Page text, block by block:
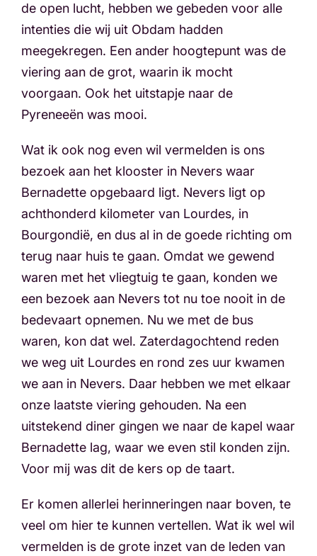
de open lucht, hebben we gebeden voor alle
intenties die wij uit Obdam hadden
meegekregen. Een ander hoogtepunt was de
viering aan de grot, waarin ik mocht
voorgaan. Ook het uitstapje naar de
Pyreneeën was mooi.
Wat ik ook nog even wil vermelden is ons
bezoek aan het klooster in Nevers waar
Bernadette opgebaard ligt. Nevers ligt op
achthonderd kilometer van Lourdes, in
Bourgondië, en dus al in de goede richting om
terug naar huis te gaan. Omdat we gewend
waren met het vliegtuig te gaan, konden we
een bezoek aan Nevers tot nu toe nooit in de
bedevaart opnemen. Nu we met de bus
waren, kon dat wel. Zaterdagochtend reden
we weg uit Lourdes en rond zes uur kwamen
we aan in Nevers. Daar hebben we met elkaar
onze laatste viering gehouden. Na een
uitstekend diner gingen we naar de kapel waar
Bernadette lag, waar we even stil konden zijn.
Voor mij was dit de kers op de taart.
Er komen allerlei herinneringen naar boven, te
veel om hier te kunnen vertellen. Wat ik wel wil
vermelden is de grote inzet van de leden van